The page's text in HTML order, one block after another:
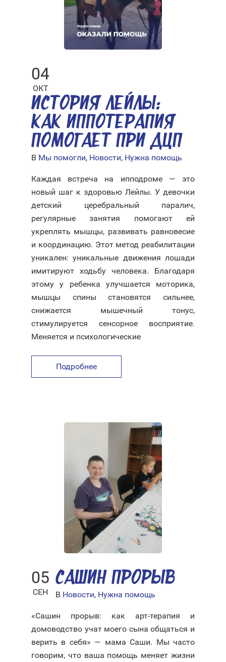
04
ОКТ
ИСТОРИЯ ЛЕЙЛЫ:
КАК ИППОТЕРАПИЯ
ПОМОГАЕТ ПРИ ДЦП
В Мы помогли, Новости, Нужна помощь
Каждая встреча на ипподроме — это
новый шаг к здоровью Лейлы. У девочки
детский церебральный паралич,
регулярные занятия помогают ей
укреплять мышцы, развивать равновесие
и координацию. Этот метод реабилитации
уникален: уникальные движения лошади
имитируют ходьбу человека. Благодаря
этому у ребенка улучшается моторика,
мышцы спины становятся сильнее,
снижается мышечный тонус,
стимулируется сенсорное восприятие.
Меняется и психологические
Подробнее
05
СЕН
САШИН ПРОРЫВ
В Новости, Нужна помощь
«Сашин прорыв: как арт-терапия и
домоводство учат моего сына общаться и
верить в себя» — мама Саши. Мы часто
говорим, что ваша помощь меняет жизни